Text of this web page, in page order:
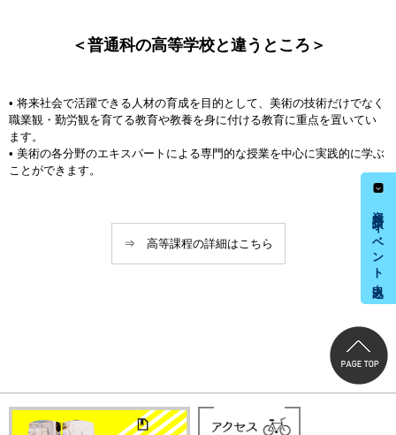
＜普通科の高等学校と違うところ＞
• 将来社会で活躍できる人材の育成を目的として、美術の技術だけでなく
職業観・勤労観を育てる教育や教養を身に付ける教育に重点を置いてい
ます。
• 美術の各分野のエキスパートによる専門的な授業を中心に実践的に学ぶ
ことができます。
⇒ 高等課程の詳細はこちら 資料請求・イベント申込み